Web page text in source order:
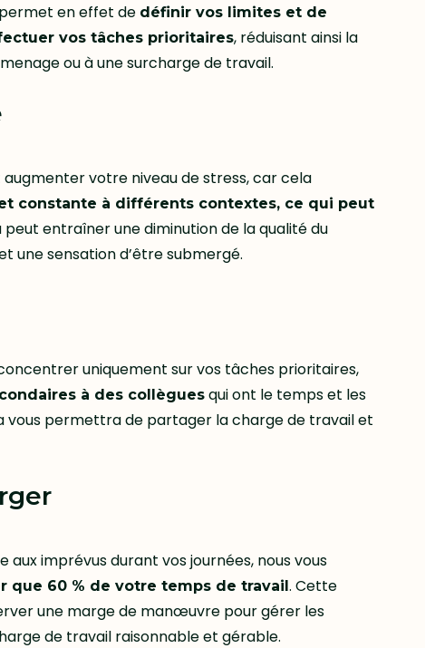
en effet de définir vos limites et de
vos tâches prioritaires, réduisant ainsi la
ou à une surcharge de travail.
votre niveau de stress, car cela
constante à différents contextes, ce qui peut
peut entraîner une diminution de la qualité du
une sensation d’être submergé.
uniquement sur vos tâches prioritaires,
à des collègues qui ont le temps et les
vous permettra de partager la charge de travail et
imprévus durant vos journées, nous vous
que 60 % de votre temps de travail. Cette
une marge de manœuvre pour gérer les
de travail raisonnable et gérable.